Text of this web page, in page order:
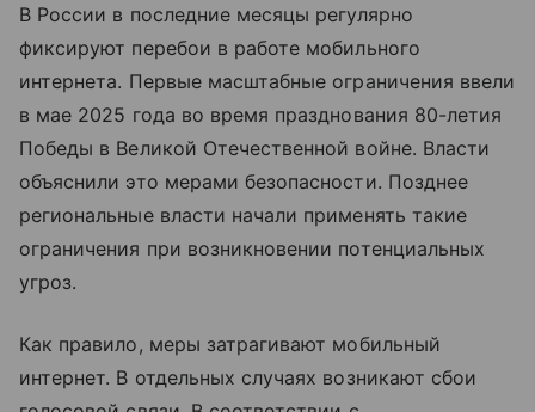
В России в последние месяцы регулярно
фиксируют перебои в работе мобильного
интернета. Первые масштабные ограничения ввели
в мае 2025 года во время празднования 80-летия
Победы в Великой Отечественной войне. Власти
объяснили это мерами безопасности. Позднее
региональные власти начали применять такие
ограничения при возникновении потенциальных
угроз.
Как правило, меры затрагивают мобильный
интернет. В отдельных случаях возникают сбои